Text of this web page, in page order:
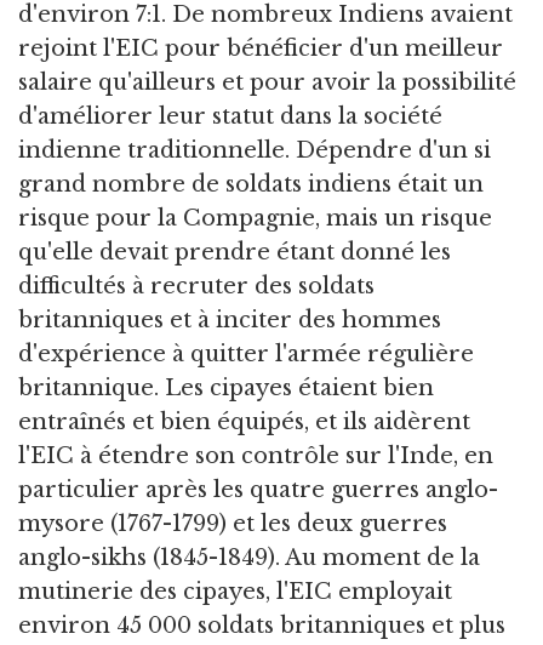
d'environ 7:1. De nombreux Indiens avaient
rejoint l'EIC pour bénéficier d'un meilleur
salaire qu'ailleurs et pour avoir la possibilité
d'améliorer leur statut dans la société
indienne traditionnelle. Dépendre d'un si
grand nombre de soldats indiens était un
risque pour la Compagnie, mais un risque
qu'elle devait prendre étant donné les
difficultés à recruter des soldats
britanniques et à inciter des hommes
d'expérience à quitter l'armée régulière
britannique. Les cipayes étaient bien
entraînés et bien équipés, et ils aidèrent
l'EIC à étendre son contrôle sur l'Inde, en
particulier après les quatre guerres anglo-
mysore (1767-1799) et les deux guerres
anglo-sikhs (1845-1849). Au moment de la
mutinerie des cipayes, l'EIC employait
environ 45 000 soldats britanniques et plus